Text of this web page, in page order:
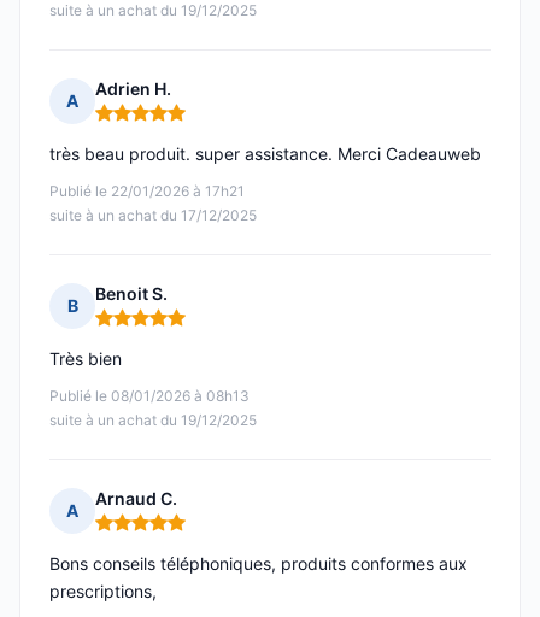
suite à un achat du 19/12/2025
A
Adrien H.
Note : 5 sur 5
Publié le 22/01/2026 à 17h21
suite à un achat du 17/12/2025
très beau produit. super assistance. Merci Cadeauweb
B
Benoit S.
Note : 5 sur 5
Publié le 08/01/2026 à 08h13
suite à un achat du 19/12/2025
Très bien
A
Arnaud C.
Note : 5 sur 5
Bons conseils téléphoniques, produits conformes aux
prescriptions,